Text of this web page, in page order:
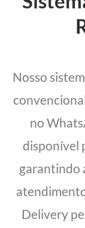
Nosso
no
disponível
garantindo
Delivery